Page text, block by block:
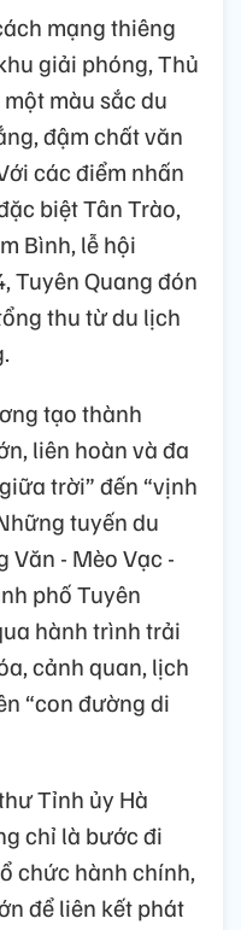
mạng thiêng
giải phóng, Thủ
màu sắc du
đậm chất văn
các điểm nhấn
biệt Tân Trào,
Bình, lễ hội
Tuyên Quang đón
thu từ du lịch
tạo thành
liên hoàn và đa
trời” đến “vịnh
tuyến du
- Mèo Vạc -
phố Tuyên
hành trình trải
cảnh quan, lịch
“con đường di
Tỉnh ủy Hà
chỉ là bước đi
chức hành chính,
để liên kết phát